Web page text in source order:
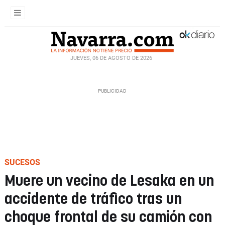
JUEVES, 06 DE AGOSTO DE 2026
SUCESOS
Muere un vecino de Lesaka en un
accidente de tráfico tras un
choque frontal de su camión con